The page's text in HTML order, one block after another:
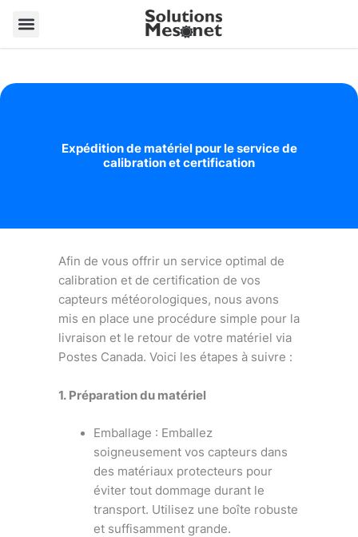
contenu
Expédition de matériel pour le service de
calibration et certification
Afin de vous offrir un service optimal de
calibration et de certification de vos
capteurs météorologiques, nous avons
mis en place une procédure simple pour la
livraison et le retour de votre matériel via
Postes Canada. Voici les étapes à suivre :
1. Préparation du matériel
Emballage : Emballez
soigneusement vos capteurs dans
des matériaux protecteurs pour
éviter tout dommage durant le
transport. Utilisez une boîte robuste
et suffisamment grande.